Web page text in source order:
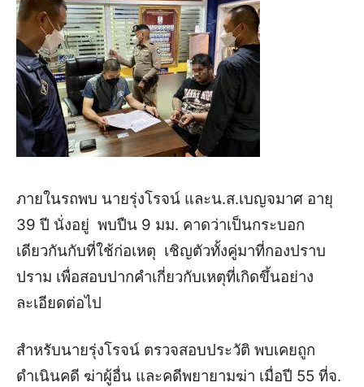
ภายในรถพบ นายรุ่งโรจน์ และน.ส.เบญจมาศ อายุ
39 ปี นั่งอยู่ พบปืน 9 มม. คาดว่าเป็นกระบอก
เดียวกันกับที่ใช้ก่อเหตุ เชิญตัวทั้งคู่มาที่กองปราบ
ปราม เพื่อสอบปากคำเกี่ยวกับเหตุที่เกิดขึ้นอย่าง
ละเอียดต่อไป
สำหรับนายรุ่งโรจน์ ตรวจสอบประวัติ พบเคยถูก
ดำเนินคดี ฆ่าผู้อื่น และคดีพยายามฆ่า เมื่อปี 55 ที่จ.